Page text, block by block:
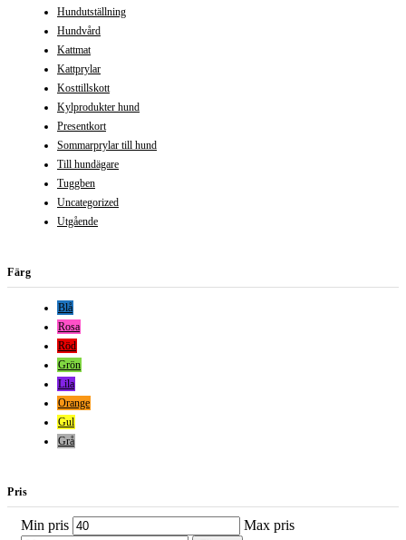
Hundutställning
Hundvård
Kattmat
Kattprylar
Kosttillskott
Kylprodukter hund
Presentkort
Sommarprylar till hund
Till hundägare
Tuggben
Uncategorized
Utgående
Färg
Blå
Rosa
Röd
Grön
Lila
Orange
Gul
Grå
Pris
Min pris Max pris